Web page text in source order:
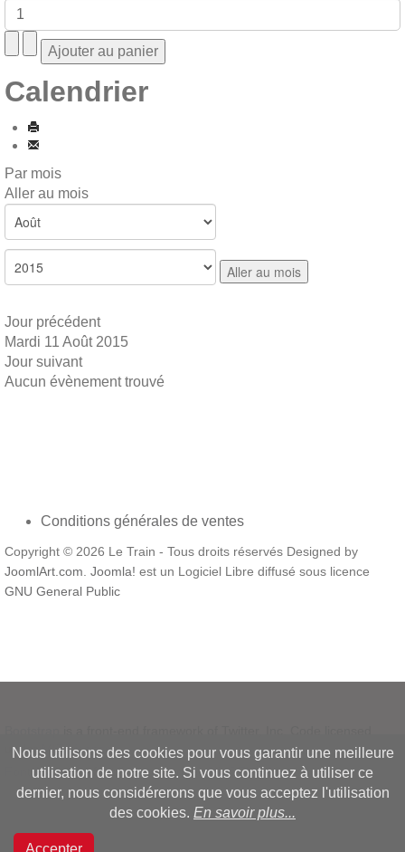
Calendrier
Par mois
Aller au mois
Aller au mois
Jour précédent
Mardi 11 Août 2015
Jour suivant
Aucun évènement trouvé
Conditions générales de ventes
Copyright © 2026 Le Train - Tous droits réservés Designed by
JoomlArt.com. Joomla! est un Logiciel Libre diffusé sous licence
GNU General Public
underMIT License.
Font Awesomefont licensed underSIL OFL 1.1.
Nous utilisons des cookies pour vous garantir une meilleure
utilisation de notre site. Si vous continuez à utiliser ce
dernier, nous considérerons que vous acceptez l'utilisation
des cookies. En savoir plus...
Accepter